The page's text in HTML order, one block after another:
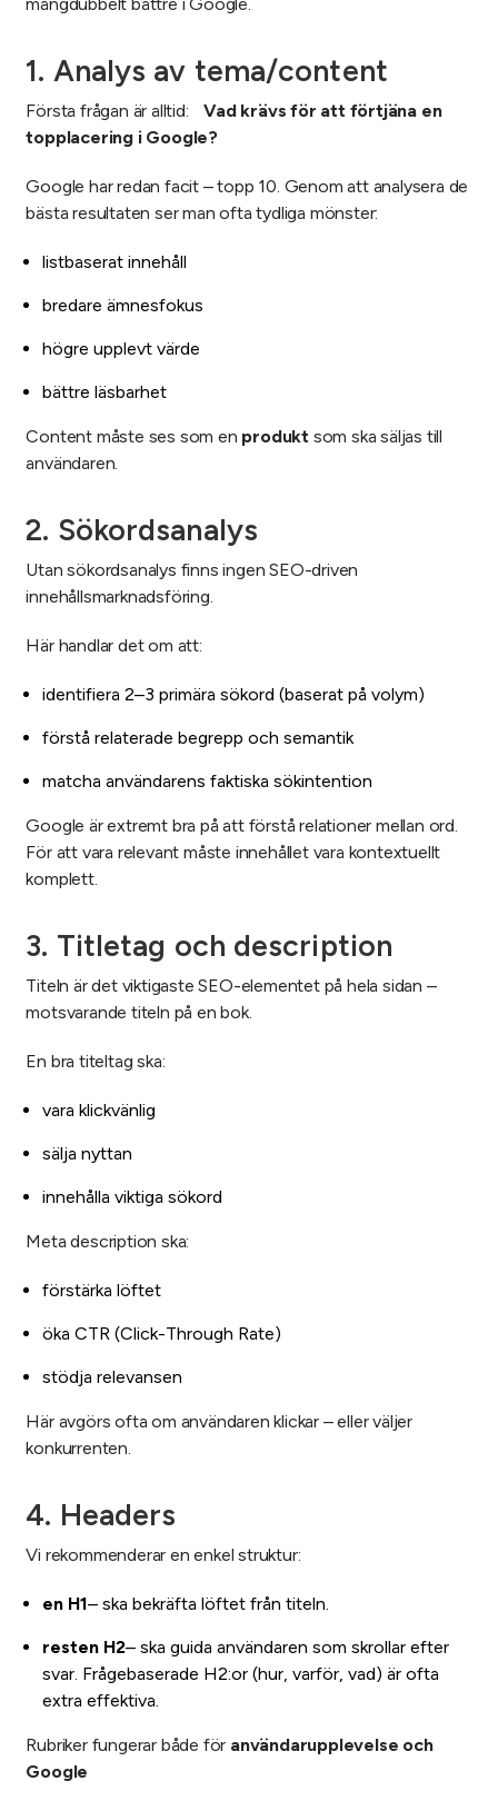
mångdubbelt bättre i Google.
1. Analys av tema/content
Första frågan är alltid:Vad krävs för att förtjäna en
topplacering i Google?
Google har redan facit – topp 10. Genom att analysera de
bästa resultaten ser man ofta tydliga mönster:
listbaserat innehåll
bredare ämnesfokus
högre upplevt värde
bättre läsbarhet
Content måste ses som en produktsom ska säljas till
användaren.
2. Sökordsanalys
Utan sökordsanalys finns ingen SEO-driven
innehållsmarknadsföring.
Här handlar det om att:
identifiera 2–3 primära sökord (baserat på volym)
förstå relaterade begrepp och semantik
matcha användarens faktiska sökintention
Google är extremt bra på att förstå relationer mellan ord.
För att vara relevant måste innehållet vara kontextuellt
komplett.
3. Titletag och description
Titeln är det viktigaste SEO-elementet på hela sidan –
motsvarande titeln på en bok.
En bra titeltag ska:
vara klickvänlig
sälja nyttan
innehålla viktiga sökord
Meta description ska:
förstärka löftet
öka CTR (Click-Through Rate)
stödja relevansen
Här avgörs ofta om användaren klickar – eller väljer
konkurrenten.
4. Headers
Vi rekommenderar en enkel struktur:
en H1– ska bekräfta löftet från titeln.
resten H2– ska guida användaren som skrollar efter
svar. Frågebaserade H2:or (hur, varför, vad) är ofta
extra effektiva.
Rubriker fungerar både för användarupplevelse och
Google